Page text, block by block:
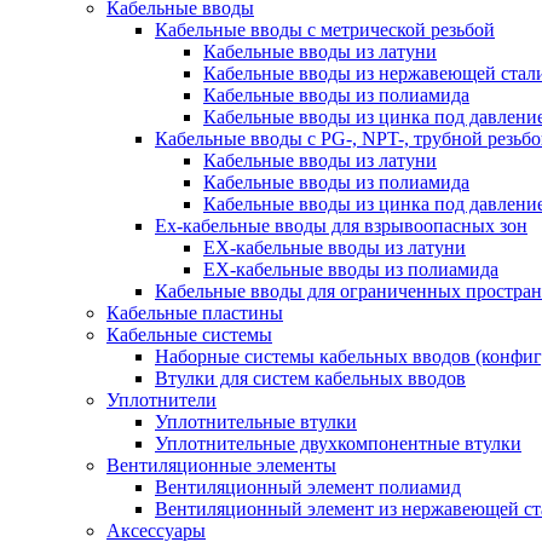
Кабельные вводы
Кабельные вводы c метрической резьбой
Кабельные вводы из латуни
Кабельные вводы из нержавеющей
Кабельные вводы из полиамида
Кабельные вводы из цинка под
Кабельные вводы c PG-, NPT-, трубной
Кабельные вводы из латуни
Кабельные вводы из полиамида
Кабельные вводы из цинка под
Ex-кабельные вводы для взрывоопасных зон
EX-кабельные вводы из латуни
EX-кабельные вводы из полиамида
Кабельные вводы для ограниченных
Кабельные пластины
Кабельные системы
Наборные системы кабельных вводов
Втулки для систем кабельных вводов
Уплотнители
Уплотнительные втулки
Уплотнительные двухкомпонентные втулки
Вентиляционные элементы
Вентиляционный элемент полиамид
Вентиляционный элемент из нержавеющей
Аксессуары